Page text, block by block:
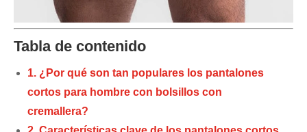
Tabla de contenido
1. ¿Por qué son tan populares los pantalones
cortos para hombre con bolsillos con
cremallera?